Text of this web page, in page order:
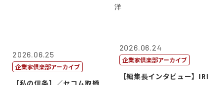
2026.06.25
企業家倶楽部アーカイブ
【私の信条】／セコム取締
2026.06.24
企業家倶楽部アーカイブ
【編集長インタビュー】IRI